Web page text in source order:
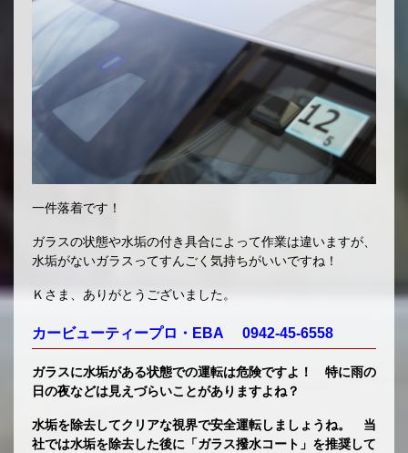
一件落着です！
ガラスの状態や水垢の付き具合によって作業は違いますが、
水垢がないガラスってすんごく気持ちがいいですね！
Ｋさま、ありがとうございました。
カービューティープロ・EBA 0942-45-6558
ガラスに水垢がある状態での運転は危険ですよ！ 特に雨の
日の夜などは見えづらいことがありますよね？
水垢を除去してクリアな視界で安全運転しましょうね。 当
社では水垢を除去した後に「ガラス撥水コート」を推奨して